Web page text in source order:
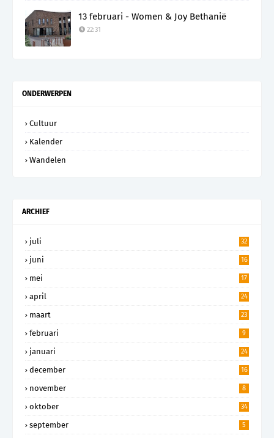
13 februari - Women & Joy Bethanië
22:31
ONDERWERPEN
Cultuur
Kalender
Wandelen
ARCHIEF
juli 32
juni 16
mei 17
april 24
maart 23
februari 9
januari 24
december 16
november 8
oktober 34
september 5